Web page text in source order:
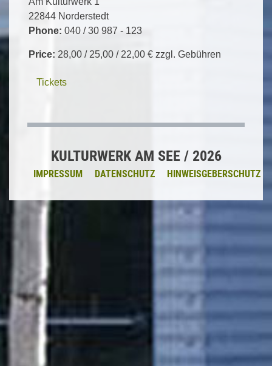
22844 Norderstedt
Phone: 040 / 30 987 - 123
Price: 28,00 / 25,00 / 22,00 € zzgl. Gebühren
Tickets
KULTURWERK AM SEE / 2026
IMPRESSUM DATENSCHUTZ HINWEISGEBERSCHUTZ